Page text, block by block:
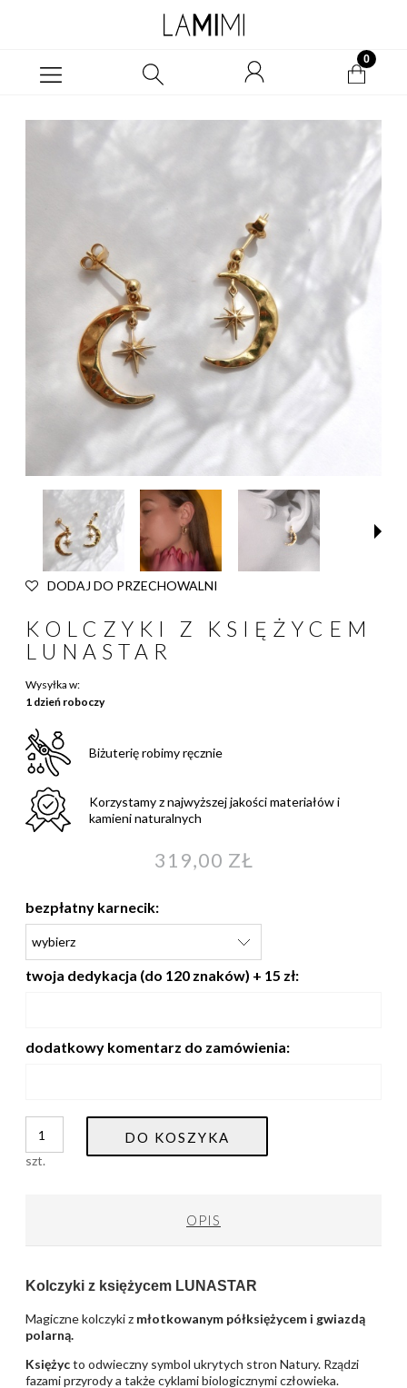
DODAJ DO PRZECHOWALNI
KOLCZYKI Z KSIĘŻYCEM
LUNASTAR
Wysyłka w:
1 dzień roboczy
Biżuterię robimy ręcznie
Korzystamy z najwyższej jakości materiałów i
kamieni naturalnych
319,00 ZŁ
bezpłatny karnecik:
twoja dedykacja (do 120 znaków) + 15 zł:
dodatkowy komentarz do zamówienia:
szt.
DO KOSZYKA
OPIS
Kolczyki z księżycem LUNASTAR
Magiczne kolczyki z młotkowanym półksiężycem i gwiazdą
polarną.
Księżycto odwieczny symbol ukrytych stron Natury. Rządzi
fazami przyrody a także cyklami biologicznymi człowieka.